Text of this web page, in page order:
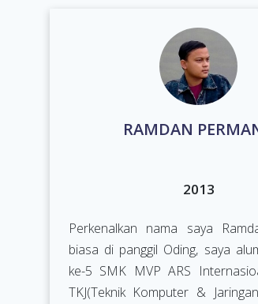
RAMDAN
2013
Perkenalkan nama saya
biasa di panggil Oding, saya
ke-5 SMK MVP ARS
TKJ(Teknik Komputer &